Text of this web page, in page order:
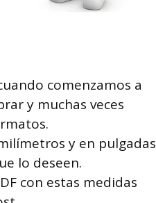
comenzamos a
y muchas veces
y en pulgadas
lo deseen.
con estas medidas